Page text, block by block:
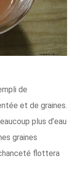
de
et de graines.
plus d’eau
graines
flottera